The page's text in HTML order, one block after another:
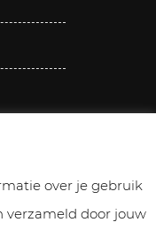
over je gebruik
verzameld door jouw